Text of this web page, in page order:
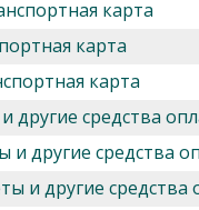
карта
карта
карта
другие средства
и другие средства
и другие